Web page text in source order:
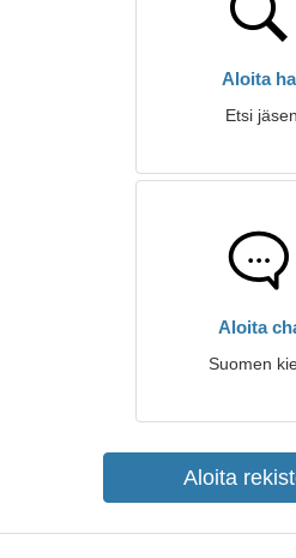
Aloita
Etsi
Aloita
Suomen
Aloita